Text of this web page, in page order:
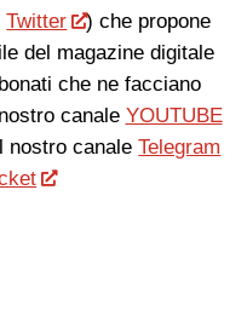
Twitter
) che propone
del magazine digitale
che ne facciano
canale YOUTUBE
nostro canaleTelegram